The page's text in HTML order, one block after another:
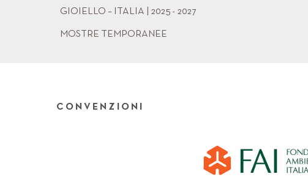
GIOIELLO – ITALIA | 2025 - 2027
MOSTRE TEMPORANEE
CONVENZIONI